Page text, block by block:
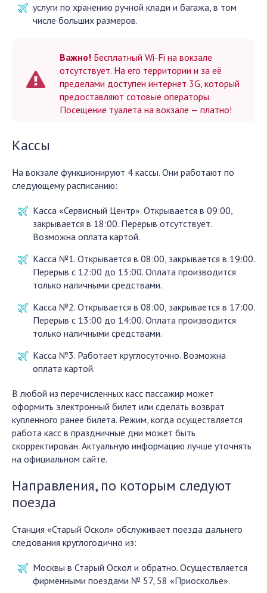
услуги по хранению ручной клади и багажа, в том
числе больших размеров.
Важно! Бесплатный Wi-Fi на вокзале
отсутствует. На его территории и за её
пределами доступен интернет 3G, который
предоставляют сотовые операторы.
Посещение туалета на вокзале — платно!
Кассы
На вокзале функционируют 4 кассы. Они работают по
следующему расписанию:
Касса «Сервисный Центр». Открывается в 09:00,
закрывается в 18:00. Перерыв отсутствует.
Возможна оплата картой.
Касса №1. Открывается в 08:00, закрывается в 19:00.
Перерыв с 12:00 до 13:00. Оплата производится
только наличными средствами.
Касса №2. Открывается в 08:00, закрывается в 17:00.
Перерыв с 13:00 до 14:00. Оплата производится
только наличными средствами.
Касса №3. Работает круглосуточно. Возможна
оплата картой.
В любой из перечисленных касс пассажир может
оформить электронный билет или сделать возврат
купленного ранее билета. Режим, когда осуществляется
работа касс в праздничные дни может быть
скорректирован. Актуальную информацию лучше уточнять
на официальном сайте.
Направления, по которым следуют
поезда
Станция «Старый Оскол» обслуживает поезда дальнего
следования круглогодично из:
Москвы в Старый Оскол и обратно. Осуществляется
фирменными поездами № 57, 58 «Приосколье».